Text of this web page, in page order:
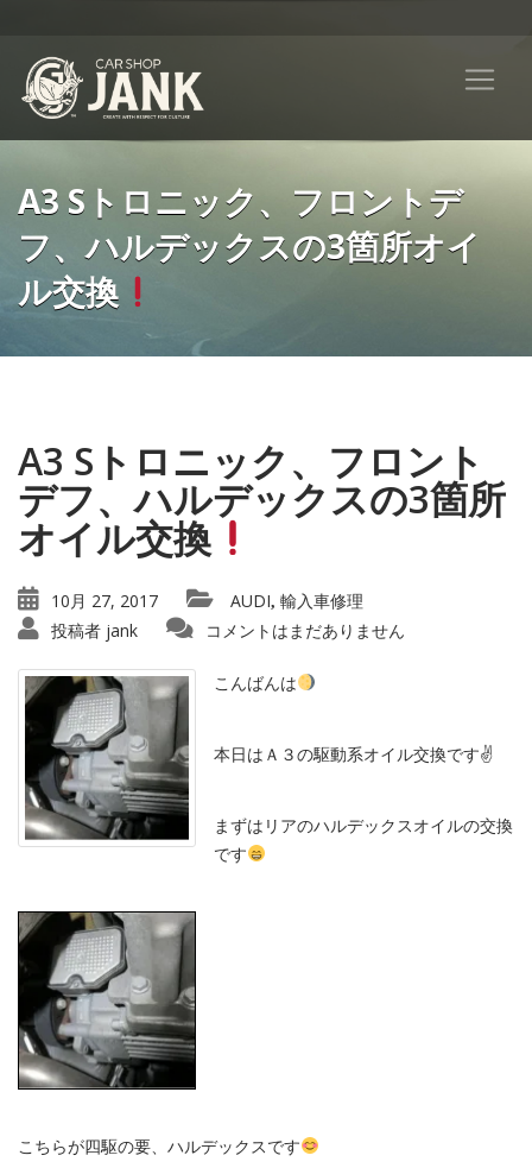
A3 Sトロニック、フロントデ
フ、ハルデックスの3箇所オイ
ル交換
A3 Sトロニック、フロント
デフ、ハルデックスの3箇所
オイル交換
10月 27, 2017 AUDI, 輸入車修理
投稿者 jank コメントはまだありません
こんばんは
本日はＡ３の駆動系オイル交換です✌️
まずはリアのハルデックスオイルの交換
です
こちらが四駆の要、ハルデックスです